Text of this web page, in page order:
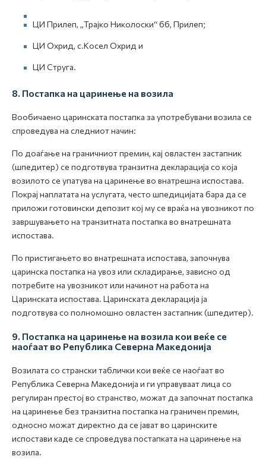
ЦИ Прилеп, „Трајко Николоски“ бб, Прилеп;
ЦИ Охрид, с.Косел Охрид и
ЦИ Струга.
8. Постапка на царинење на возила
Вообичаено царинската постапка за употребувани возила се
спроведува на следниот начин:
По доаѓање на граничниот премин, кај овластен застапник
(шпедитер) се подготвува транзитна декларација со која
возилото се упатува на царинење во внатрешна испостава.
Покрај наплатата на услугата, често шпедицијата бара да се
приложи готовински депозит кој му се враќа на увозникот по
завршувањето на транзитната постапка во внатрешната
испостава.
По пристигањето во внатрешната испостава, започнува
царинска постапка на увоз или складирање, зависно од
потребите на увозникот или начинот на работа на
Царинската испостава. Царинската декларација ја
подготвува со полномошно овластен застапник (шпедитер).
9. Постапка на царинење на возила кои веќе се
наоѓаат во Република Северна Македонија
Возилата со странски таблички кои веќе се наоѓаат во
Република Северна Македонија и ги управуваат лица со
регулиран престој во странство, можат да започнат постапка
на царинење без транзитна постапка на граничен премин,
односно можат директно да се јават во царинските
испостави каде се спроведува постапката на царинење на
возила.